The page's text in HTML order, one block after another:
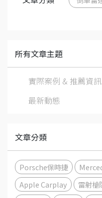
所有文章主題
實際案例 & 推薦資訊
最新動態
文章分類
Porsche保時捷
Apple Carplay
雷射槍